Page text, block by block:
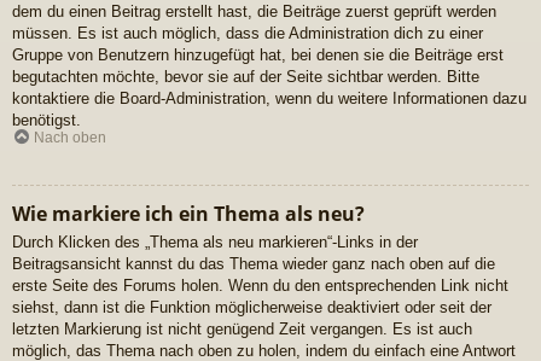
dem du einen Beitrag erstellt hast, die Beiträge zuerst geprüft werden
müssen. Es ist auch möglich, dass die Administration dich zu einer
Gruppe von Benutzern hinzugefügt hat, bei denen sie die Beiträge erst
begutachten möchte, bevor sie auf der Seite sichtbar werden. Bitte
kontaktiere die Board-Administration, wenn du weitere Informationen dazu
benötigst.
Nach oben
Wie markiere ich ein Thema als neu?
Durch Klicken des „Thema als neu markieren“-Links in der
Beitragsansicht kannst du das Thema wieder ganz nach oben auf die
erste Seite des Forums holen. Wenn du den entsprechenden Link nicht
siehst, dann ist die Funktion möglicherweise deaktiviert oder seit der
letzten Markierung ist nicht genügend Zeit vergangen. Es ist auch
möglich, das Thema nach oben zu holen, indem du einfach eine Antwort